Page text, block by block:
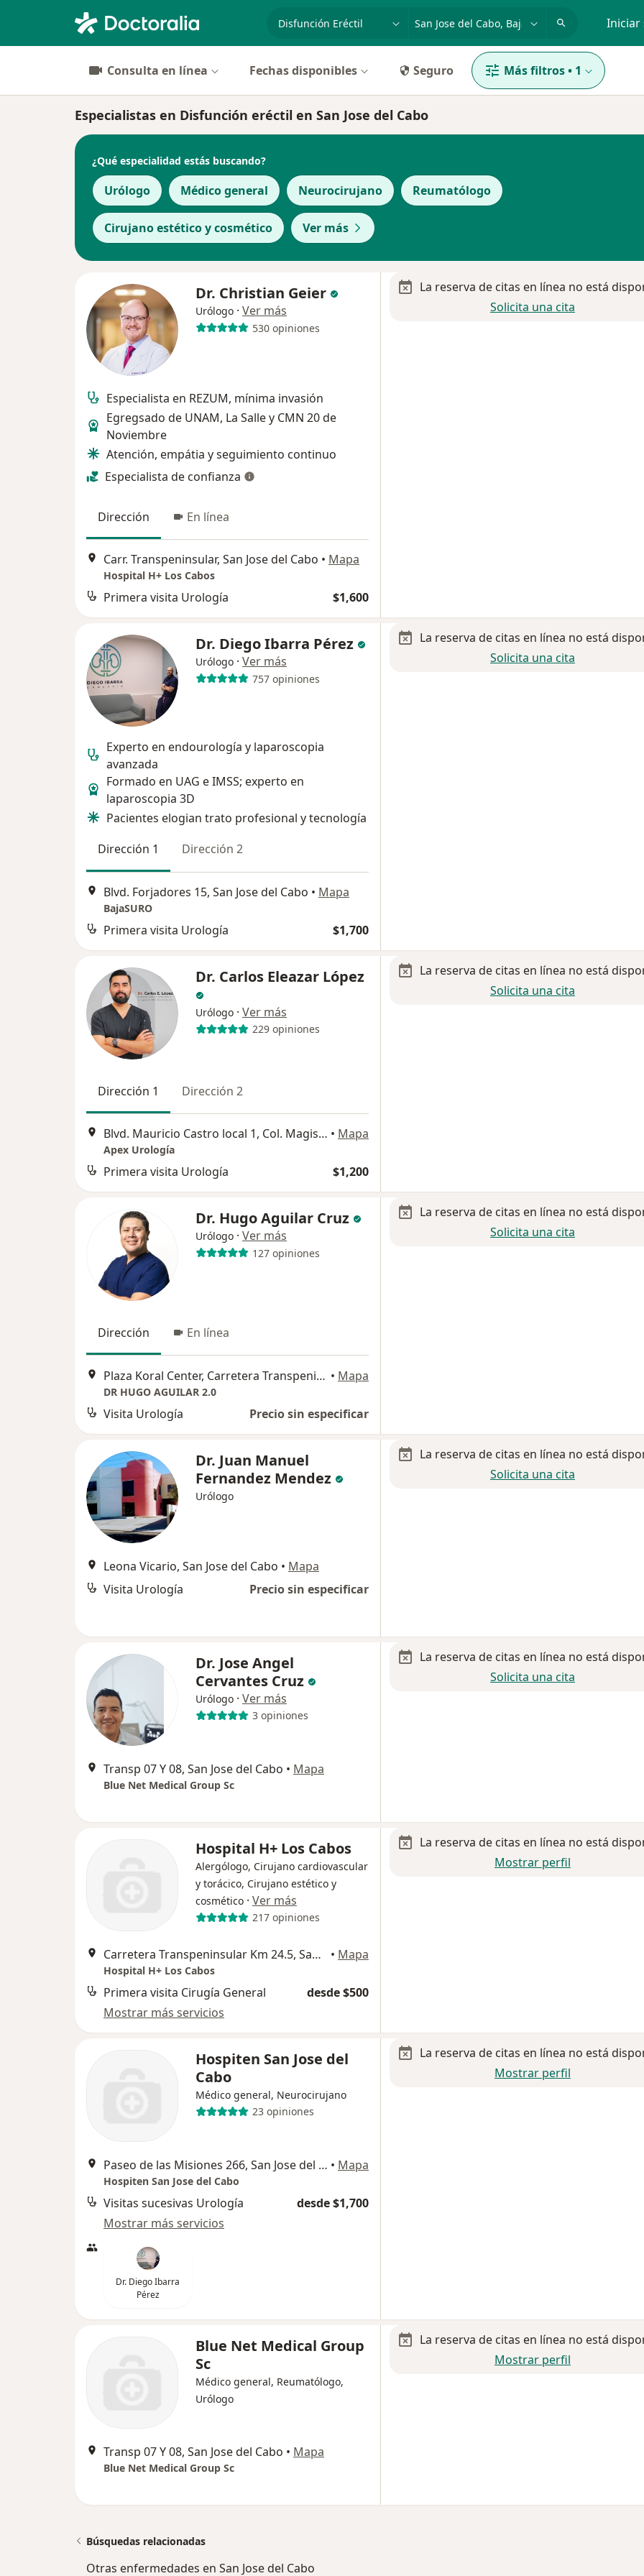
especialidad, enfermedad o nombre Iniciar
Consulta en línea Fechas disponibles Seguro Más filtros• 1
Especialistas en Disfunción eréctil en San Jose del Cabo
¿Qué especialidad estás buscando?
Urólogo Médico general Neurocirujano Reumatólogo
Cirujano estético y cosmético Ver más
Dr. Christian Geier
Urólogo · Ver más
530 opiniones
Especialista en REZUM, mínima invasión
Egregsado de UNAM, La Salle y CMN 20 de
Noviembre
Atención, empátia y seguimiento continuo
Especialista de confianza
Dirección En línea
Carr. Transpeninsular, San Jose del Cabo • Mapa
Hospital H+ Los Cabos
Primera visita Urología $1,600
La reserva de citas en línea no está
Solicita una cita
Dr. Diego Ibarra Pérez
Urólogo · Ver más
757 opiniones
Experto en endourología y laparoscopia
avanzada
Formado en UAG e IMSS; experto en
laparoscopia 3D
Pacientes elogian trato profesional y tecnología
Dirección 1
Dirección 2
Blvd. Forjadores 15, San Jose del Cabo • Mapa
BajaSURO
Primera visita Urología $1,700
La reserva de citas en línea no está
Solicita una cita
Dr. Carlos Eleazar López
Urólogo · Ver más
229 opiniones
Dirección 1 Dirección 2
Blvd. Mauricio Castro local 1, Col. Magisterial, San Jose del Cabo • Mapa
Apex Urología
Primera visita Urología $1,200
La reserva de citas en línea no está
Solicita una cita
Dr. Hugo Aguilar Cruz
Urólogo · Ver más
127 opiniones
Dirección En línea
Plaza Koral Center, Carretera Transpeninsular Km 24.5, Cerro Colorado, Cabo San Lucas • Mapa
DR HUGO AGUILAR 2.0
Visita Urología Precio sin especificar
La reserva de citas en línea no está
Solicita una cita
Dr. Juan Manuel
Fernandez Mendez
Urólogo
Leona Vicario, San Jose del Cabo • Mapa
Visita Urología
Precio sin especificar
La reserva de citas en línea no está
Solicita una cita
Dr. Jose Angel
Cervantes Cruz
Urólogo · Ver más
3 opiniones
Transp 07 Y 08, San Jose del Cabo • Mapa
Blue Net Medical Group Sc
La reserva de citas en línea no está
Solicita una cita
Hospital H+ Los Cabos
Alergólogo, Cirujano cardiovascular
y torácico, Cirujano estético y
cosmético · Ver más
217 opiniones
Carretera Transpeninsular Km 24.5, San Jose del Cabo • Mapa
Hospital H+ Los Cabos
Primera visita Cirugía General
desde $500
Mostrar más servicios
La reserva de citas en línea no está
Mostrar perfil
Hospiten San Jose del
Cabo
Médico general, Neurocirujano
23 opiniones
Paseo de las Misiones 266, San Jose del Cabo • Mapa
Hospiten San Jose del Cabo
Visitas sucesivas Urología
desde $1,700
Mostrar más servicios
Dr. Diego Ibarra
Pérez
La reserva de citas en línea no está
Mostrar perfil
Blue Net Medical Group
Sc
Médico general, Reumatólogo,
Urólogo
Transp 07 Y 08, San Jose del Cabo • Mapa
Blue Net Medical Group Sc
La reserva de citas en línea no está
Mostrar perfil
Búsquedas relacionadas
Otras enfermedades en San Jose del Cabo